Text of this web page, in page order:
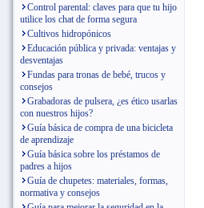
Control parental: claves para que tu hijo
utilice los chat de forma segura
Cultivos hidropónicos
Educación pública y privada: ventajas y
desventajas
Fundas para tronas de bebé, trucos y
consejos
Grabadoras de pulsera, ¿es ético usarlas
con nuestros hijos?
Guía básica de compra de una bicicleta
de aprendizaje
Guía básica sobre los préstamos de
padres a hijos
Guía de chupetes: materiales, formas,
normativa y consejos